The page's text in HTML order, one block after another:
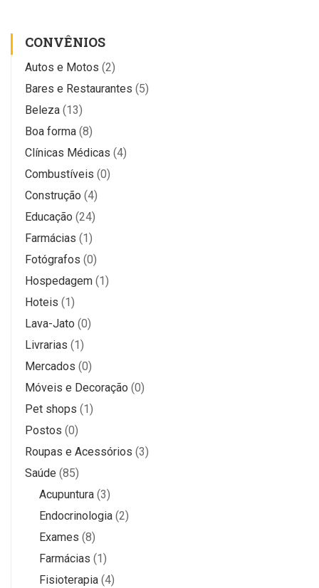
CONVÊNIOS
Autos e Motos (2)
Bares e Restaurantes (5)
Beleza (13)
Boa forma (8)
Clínicas Médicas (4)
Combustíveis (0)
Construção (4)
Educação (24)
Farmácias (1)
Fotógrafos (0)
Hospedagem (1)
Hoteis (1)
Lava-Jato (0)
Livrarias (1)
Mercados (0)
Móveis e Decoração (0)
Pet shops (1)
Postos (0)
Roupas e Acessórios (3)
Saúde (85)
Acupuntura (3)
Endocrinologia (2)
Exames (8)
Farmácias (1)
Fisioterapia (4)